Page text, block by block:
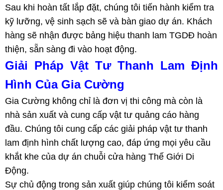
Sau khi hoàn tất lắp đặt, chúng tôi tiến hành kiểm tra
kỹ lưỡng, vệ sinh sạch sẽ và bàn giao dự án. Khách
hàng sẽ nhận được bảng hiệu thanh lam TGDĐ hoàn
thiện, sẵn sàng đi vào hoạt động.
Giải Pháp Vật Tư Thanh Lam Định
Hình Của Gia Cường
Gia Cường không chỉ là đơn vị thi công mà còn là
nhà sản xuất và cung cấp vật tư quảng cáo hàng
đầu. Chúng tôi cung cấp các giải pháp vật tư thanh
lam định hình chất lượng cao, đáp ứng mọi yêu cầu
khắt khe của dự án chuỗi cửa hàng Thế Giới Di
Động.
Sự chủ động trong sản xuất giúp chúng tôi kiểm soát